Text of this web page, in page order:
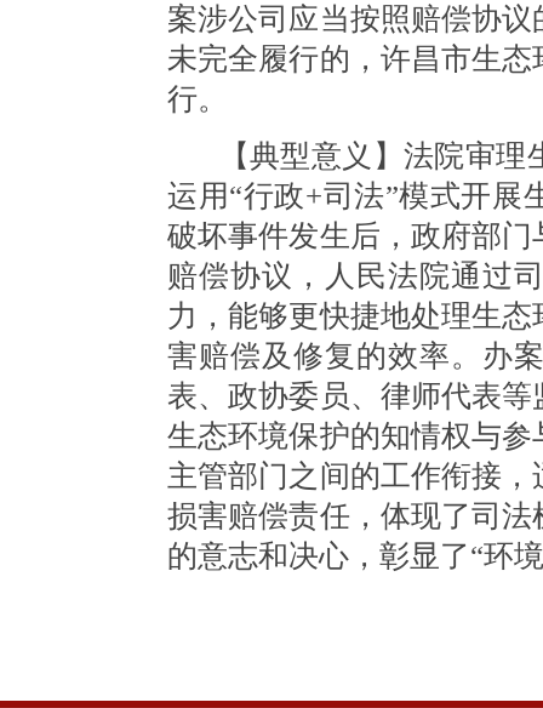
案涉公司应当按照赔偿协
未完全履行的，许昌市生
行。
【典型意义】法院审
运用“行政+司法”模式开展
破坏事件发生后，政府部
赔偿协议，人民法院通过
力，能够更快捷地处理生
害赔偿及修复的效率。办
表、政协委员、律师代表
生态环境保护的知情权与
主管部门之间的工作衔接
损害赔偿责任，体现了司
的意志和决心，彰显了“环